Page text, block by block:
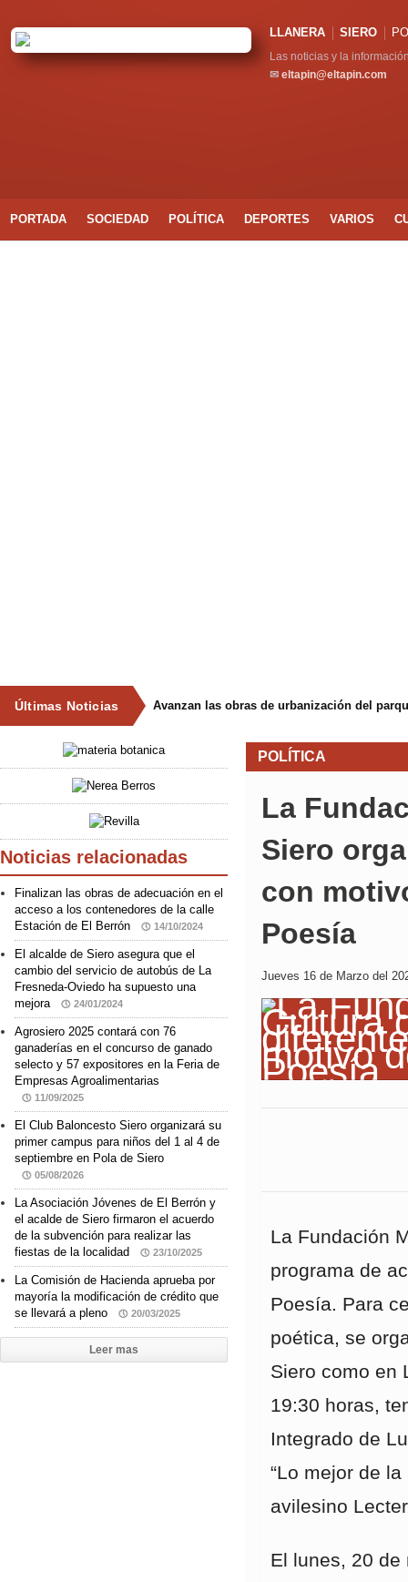
LLANERA SIERO
Las noticias y la
✉ eltapin@eltapin.com
PORTADA SOCIEDAD POLÍTICA DEPORTES VARIOS
Últimas Noticias
POLÍTICA
La
Siero
con
Poesía
Jueves 16 de Marzo del
La Fundación
programa de
Poesía. Para
poética, se
Siero como en
19:30 horas,
Integrado de
“Lo mejor de
avilesino
El lunes, 20
Noticias relacionadas
Finalizan las obras de adecuación en el
acceso a los contenedores de la calle
Estación de El Berrón
14/10/2024
El alcalde de Siero asegura que el
cambio del servicio de autobús de La
Fresneda-Oviedo ha supuesto una
mejora
24/01/2024
Agrosiero 2025 contará con 76
ganaderías en el concurso de ganado
selecto y 57 expositores en la Feria de
Empresas Agroalimentarias
11/09/2025
El Club Baloncesto Siero organizará su
primer campus para niños del 1 al 4 de
septiembre en Pola de Siero
05/08/2026
La Asociación Jóvenes de El Berrón y
el acalde de Siero firmaron el acuerdo
de la subvención para realizar las
fiestas de la localidad
23/10/2025
La Comisión de Hacienda aprueba por
mayoría la modificación de crédito que
se llevará a pleno
20/03/2025
Leer mas